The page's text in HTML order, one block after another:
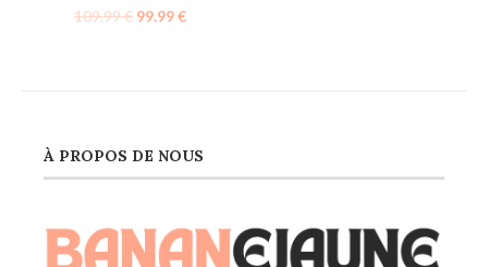
109.99€ 99.99€
À PROPOS DE NOUS